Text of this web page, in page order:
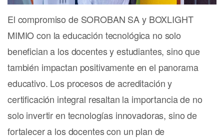
El compromiso de SOROBAN SA y BOXLIGHT
MIMIO con la educación tecnológica no solo
benefician a los docentes y estudiantes, sino que
también impactan positivamente en el panorama
educativo. Los procesos de acreditación y
certificación integral resaltan la importancia de no
solo invertir en tecnologías innovadoras, sino de
fortalecer a los docentes con un plan de